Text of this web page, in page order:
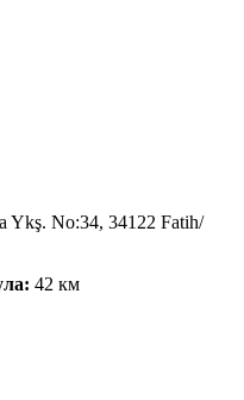
Ykş. No:34, 34122 Fatih/
42 км